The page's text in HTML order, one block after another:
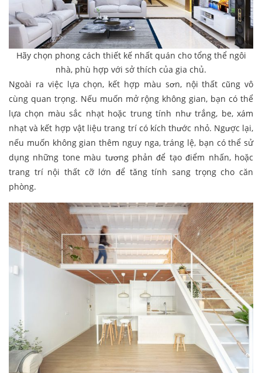
Hãy chọn phong cách thiết kế nhất quán cho tổng thể ngôi
nhà, phù hợp với sở thích của gia chủ.
Ngoài ra việc lựa chọn, kết hợp màu sơn, nội thất cũng vô
cùng quan trọng. Nếu muốn mở rộng không gian, bạn có thể
lựa chọn màu sắc nhạt hoặc trung tính như trắng, be, xám
nhạt và kết hợp vật liệu trang trí có kích thước nhỏ. Ngược lại,
nếu muốn không gian thêm nguy nga, tráng lệ, bạn có thể sử
dụng những tone màu tương phản để tạo điểm nhấn, hoặc
trang trí nội thất cỡ lớn để tăng tính sang trọng cho căn
phòng.